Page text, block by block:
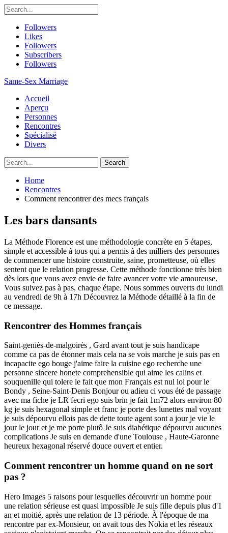
Followers
Likes
Followers
Subscribers
Followers
Same-Sex Marriage
Accueil
Aperçu
Personnes
Rencontres
Spécialisé
Divers
Home
Rencontres
Comment rencontrer des mecs français
Les bars dansants
La Méthode Florence est une méthodologie concrète en 5 étapes,
simple et accessible à tous qui a permis à des milliers des personnes
de commencer une histoire construite, saine, prometteuse, où elles
sentent que le relation progresse. Cette méthode fonctionne très bien
dès lors que vous avez envie de faire avancer votre vie amoureuse.
Vous suivez pas à pas, chaque étape. Nous sommes ouverts du lundi
au vendredi de 9h à 17h Découvrez la Méthode détaillé à la fin de
ce message.
Rencontrer des Hommes français
Saint-geniès-de-malgoirès , Gard avant tout je suis handicape
comme ca pas de étonner mais cela na se vois marche je suis pas en
incapacite ego bouge j'aime faire la cuisine ego recherche une
personne sincere honete comprehensible qui aime les calins et
souquenille qui tolere le fait que mon Français est nul lol pour le
Bondy , Seine-Saint-Denis Bonjour ou adieu ci vous été de passage
avec ma fiche je LR fecri ego suis brin je fait 1m72 alors environ 80
kg je suis hexagonal simple et franc je porte des lunettes mal voyant
je suis dépourvu ellois pas de dette toute agent sont a jour je vie le
jour le jour et je me porte plutô Je suis diabétique dépourvu aucunes
complications Je suis en demande d'une Toulouse , Haute-Garonne
heureux hexagonal réservé douce ouvert et entier.
Comment rencontrer un homme quand on ne sort
pas ?
Hero Images 5 raisons pour lesquelles découvrir un homme pour
une relation sérieuse est quasi impossible Je suis fille depuis plus d'1
an et moitié, après une relation de 13 période. À l'époque de ma
rencontre par ex-Monsieur, on avait tous des Nokia et les réseaux